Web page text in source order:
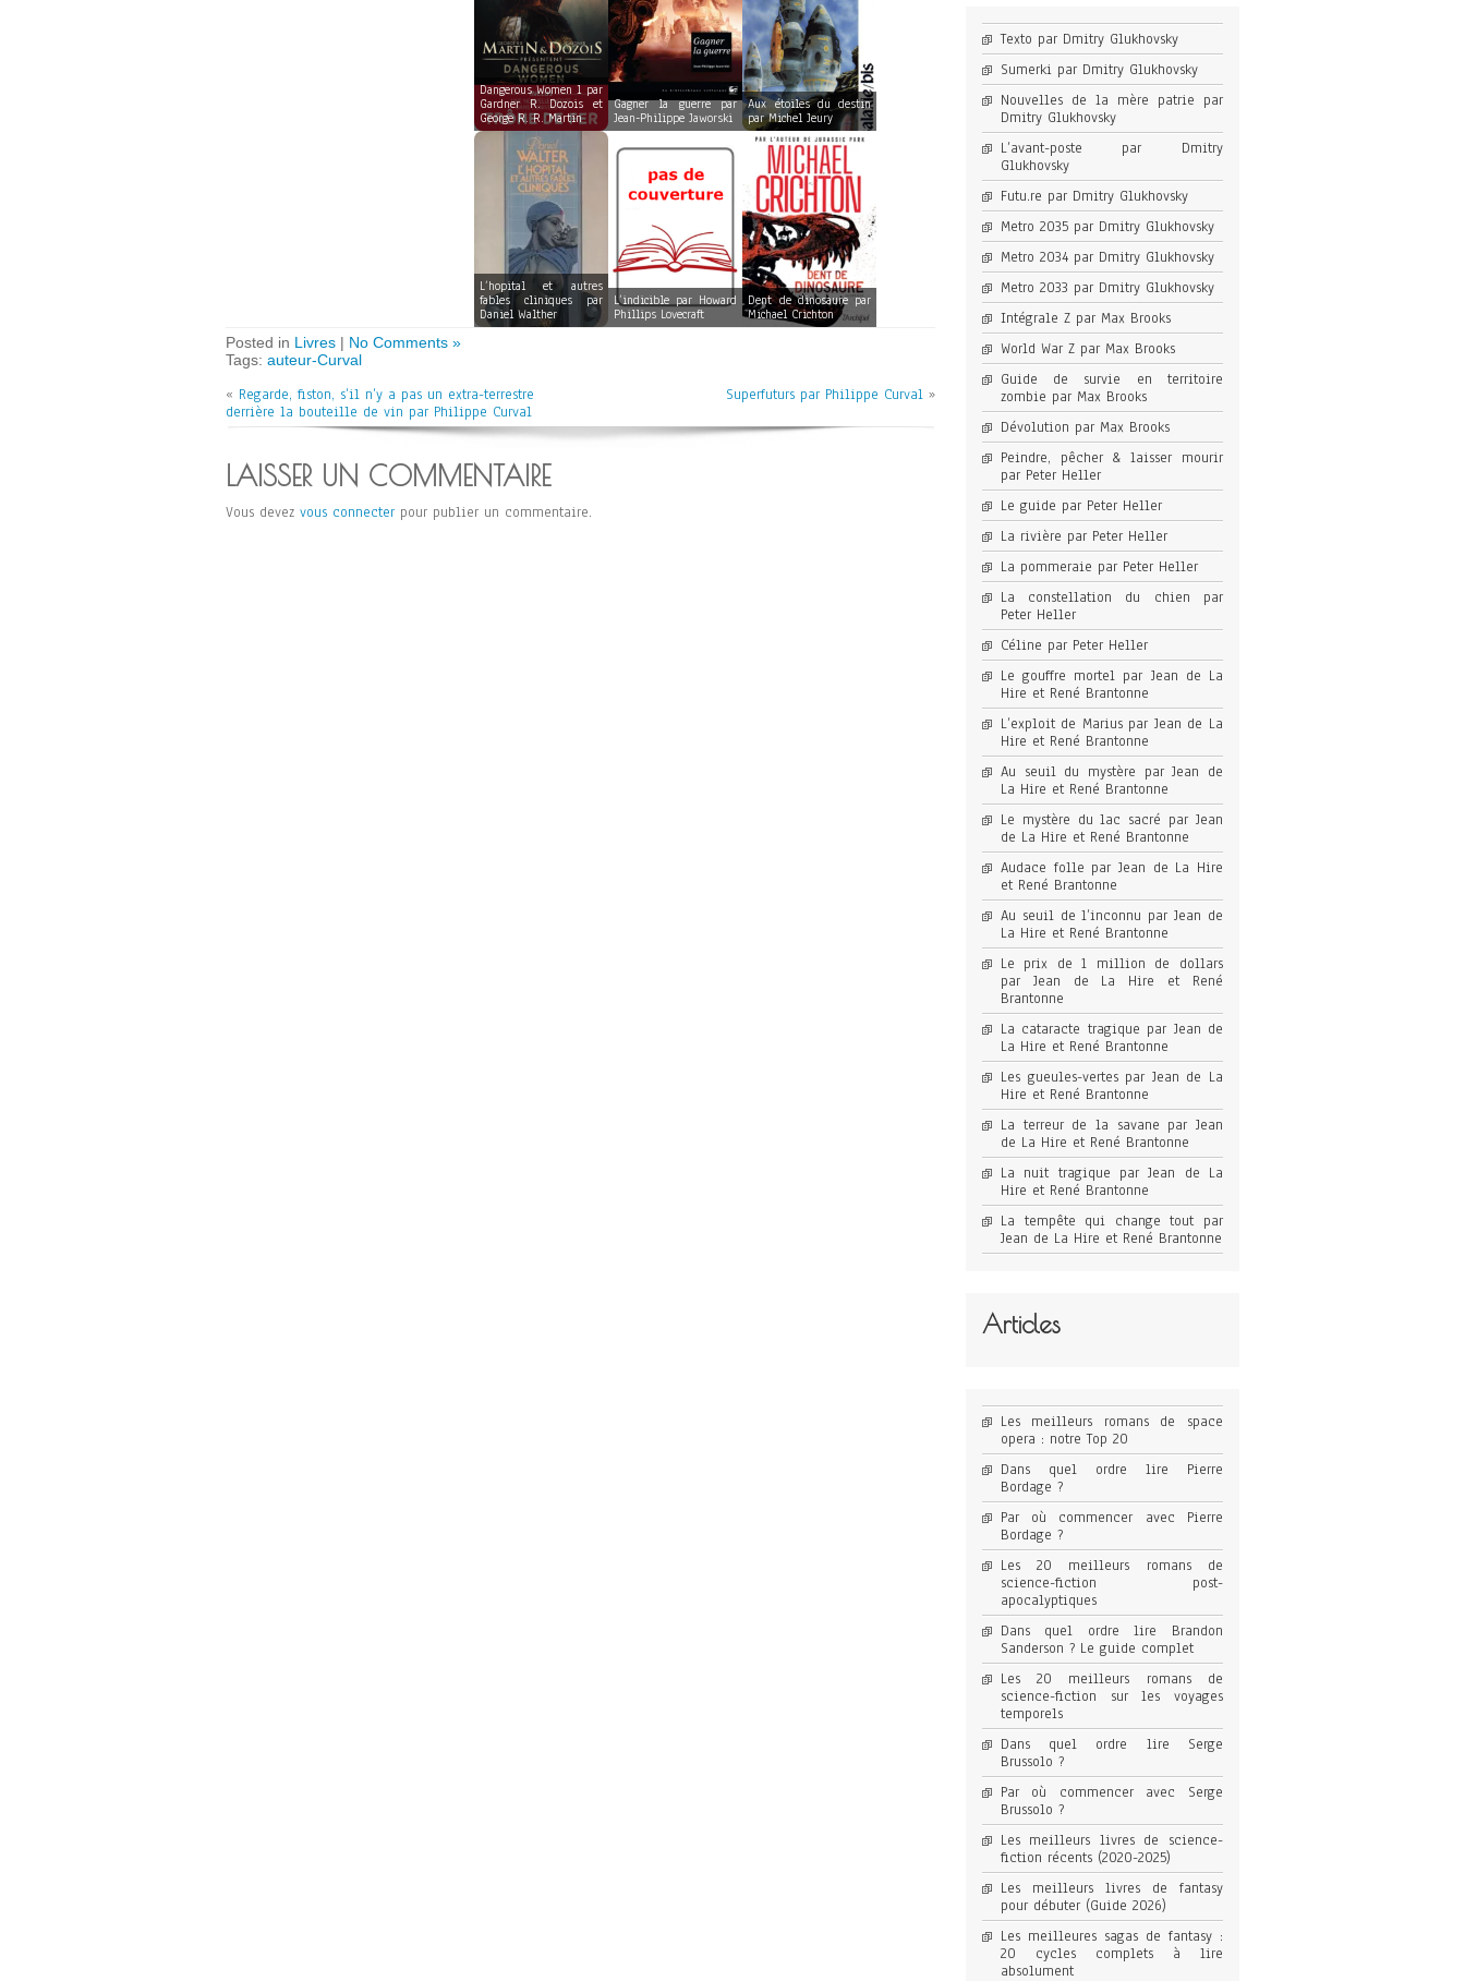
Dangerous Women 1 par
Gardner R. Dozois et
George R. R. Martin
Gagner la guerre par
Jean-Philippe Jaworski
Aux étoiles du destin
par Michel Jeury
L’hopital et autres
fables cliniques par
Daniel Walther
L’indicible par Howard
Phillips Lovecraft
Dent de dinosaure par
Michael Crichton
Posted in Livres | No Comments »
Tags: auteur-Curval
« Regarde, fiston, s’il n’y a pas un extra-terrestre
derrière la bouteille de vin par Philippe Curval
Superfuturs par Philippe Curval »
LAISSER UN COMMENTAIRE
Vous devez vous connecter pour publier un commentaire.
Texto par Dmitry Glukhovsky
Sumerki par Dmitry Glukhovsky
Nouvelles de la mère patrie par
Dmitry Glukhovsky
L’avant-poste par Dmitry
Glukhovsky
Futu.re par Dmitry Glukhovsky
Metro 2035 par Dmitry Glukhovsky
Metro 2034 par Dmitry Glukhovsky
Metro 2033 par Dmitry Glukhovsky
Intégrale Z par Max Brooks
World War Z par Max Brooks
Guide de survie en territoire
zombie par Max Brooks
Dévolution par Max Brooks
Peindre, pêcher & laisser mourir
par Peter Heller
Le guide par Peter Heller
La rivière par Peter Heller
La pommeraie par Peter Heller
La constellation du chien par
Peter Heller
Céline par Peter Heller
Le gouffre mortel par Jean de La
Hire et René Brantonne
L’exploit de Marius par Jean de La
Hire et René Brantonne
Au seuil du mystère par Jean de
La Hire et René Brantonne
Le mystère du lac sacré par Jean
de La Hire et René Brantonne
Audace folle par Jean de La Hire
et René Brantonne
Au seuil de l’inconnu par Jean de
La Hire et René Brantonne
Le prix de 1 million de dollars
par Jean de La Hire et René
Brantonne
La cataracte tragique par Jean de
La Hire et René Brantonne
Les gueules-vertes par Jean de La
Hire et René Brantonne
La terreur de la savane par Jean
de La Hire et René Brantonne
La nuit tragique par Jean de La
Hire et René Brantonne
La tempête qui change tout par
Jean de La Hire et René Brantonne
Articles
Les meilleurs romans de space
opera : notre Top 20
Dans quel ordre lire Pierre
Bordage ?
Par où commencer avec Pierre
Bordage ?
Les 20 meilleurs romans de
science-fiction post-
apocalyptiques
Dans quel ordre lire Brandon
Sanderson ? Le guide complet
Les 20 meilleurs romans de
science-fiction sur les voyages
temporels
Dans quel ordre lire Serge
Brussolo ?
Par où commencer avec Serge
Brussolo ?
Les meilleurs livres de science-
fiction récents (2020-2025)
Les meilleurs livres de fantasy
pour débuter (Guide 2026)
Les meilleures sagas de fantasy :
20 cycles complets à lire
absolument